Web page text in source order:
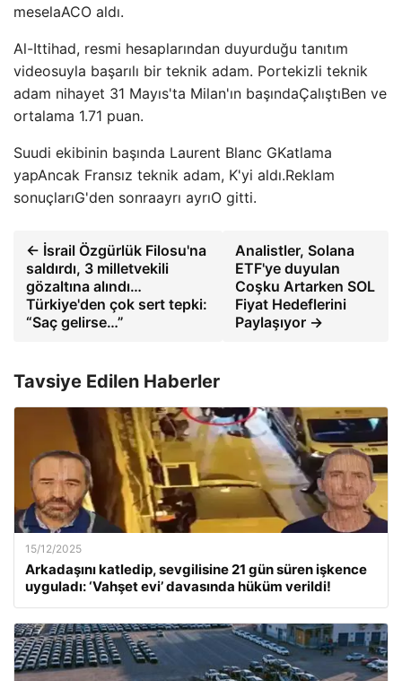
meselaACO aldı.
Al-Ittihad, resmi hesaplarından duyurduğu tanıtım
videosuyla başarılı bir teknik adam. Portekizli teknik
adam nihayet 31 Mayıs'ta Milan'ın başındaÇalıştıBen ve
ortalama 1.71 puan.
Suudi ekibinin başında Laurent Blanc GKatlama
yapAncak Fransız teknik adam, K'yi aldı.Reklam
sonuçlarıG'den sonraayrı ayrıO gitti.
← İsrail Özgürlük Filosu'na
saldırdı, 3 milletvekili
gözaltına alındı…
Türkiye'den çok sert tepki:
“Saç gelirse…”
Analistler, Solana
ETF'ye duyulan
Coşku Artarken SOL
Fiyat Hedeflerini
Paylaşıyor →
Tavsiye Edilen Haberler
15/12/2025
Arkadaşını katledip, sevgilisine 21 gün süren işkence
uyguladı: ‘Vahşet evi’ davasında hüküm verildi!